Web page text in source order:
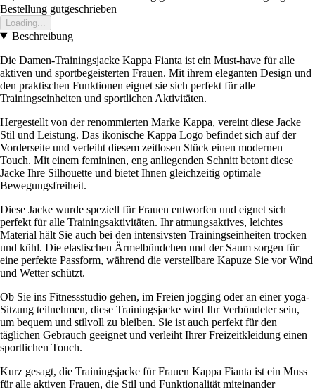
Bestellung gutgeschrieben
Loading...
Beschreibung
Die Damen-Trainingsjacke Kappa Fianta ist ein Must-have für alle
aktiven und sportbegeisterten Frauen. Mit ihrem eleganten Design und
den praktischen Funktionen eignet sie sich perfekt für alle
Trainingseinheiten und sportlichen Aktivitäten.
Hergestellt von der renommierten Marke Kappa, vereint diese Jacke
Stil und Leistung. Das ikonische Kappa Logo befindet sich auf der
Vorderseite und verleiht diesem zeitlosen Stück einen modernen
Touch. Mit einem femininen, eng anliegenden Schnitt betont diese
Jacke Ihre Silhouette und bietet Ihnen gleichzeitig optimale
Bewegungsfreiheit.
Diese Jacke wurde speziell für Frauen entworfen und eignet sich
perfekt für alle Trainingsaktivitäten. Ihr atmungsaktives, leichtes
Material hält Sie auch bei den intensivsten Trainingseinheiten trocken
und kühl. Die elastischen Ärmelbündchen und der Saum sorgen für
eine perfekte Passform, während die verstellbare Kapuze Sie vor Wind
und Wetter schützt.
Ob Sie ins Fitnessstudio gehen, im Freien jogging oder an einer yoga-
Sitzung teilnehmen, diese Trainingsjacke wird Ihr Verbündeter sein,
um bequem und stilvoll zu bleiben. Sie ist auch perfekt für den
täglichen Gebrauch geeignet und verleiht Ihrer Freizeitkleidung einen
sportlichen Touch.
Kurz gesagt, die Trainingsjacke für Frauen Kappa Fianta ist ein Muss
für alle aktiven Frauen, die Stil und Funktionalität miteinander